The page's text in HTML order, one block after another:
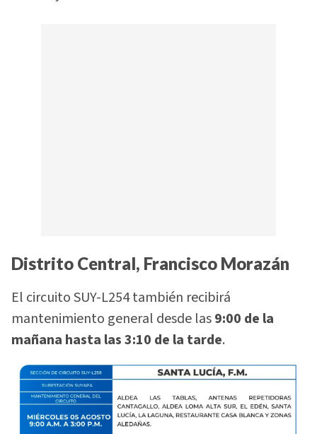
Distrito Central, Francisco Morazán
El circuito SUY-L254 también recibirá
mantenimiento general desde las9:00 de la
mañana hasta las 3:10 de la tarde.